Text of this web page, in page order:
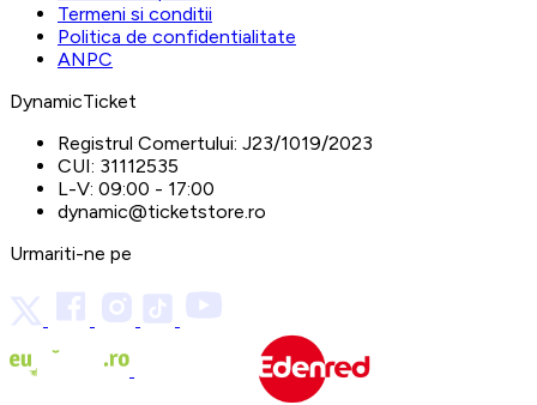
Termeni si conditii
Politica de confidentialitate
ANPC
DynamicTicket
Registrul Comertului: J23/1019/2023
CUI: 31112535
L-V: 09:00 - 17:00
dynamic@ticketstore.ro
Urmariti-ne pe